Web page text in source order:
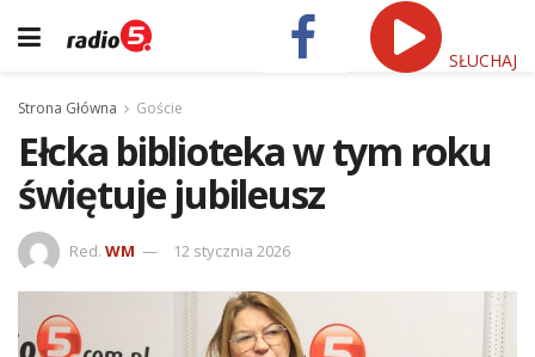
SŁUCHAJ
Strona Główna Goście
Ełcka biblioteka w tym roku
świętuje jubileusz
Red. WM 12 stycznia 2026